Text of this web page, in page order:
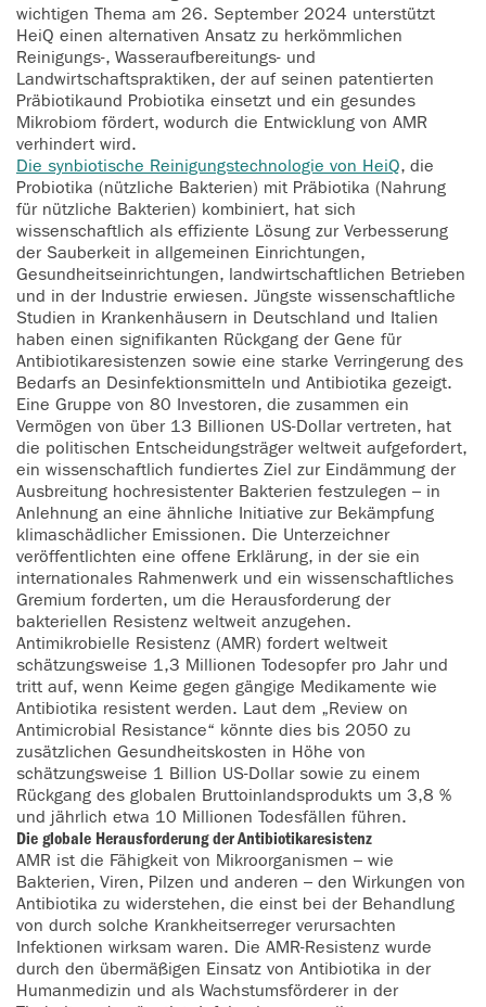
wichtigen Thema am 26. September 2024 unterstützt
HeiQ einen alternativen Ansatz zu herkömmlichen
Reinigungs-, Wasseraufbereitungs- und
Landwirtschaftspraktiken, der auf seinen patentierten
Präbiotikaund Probiotika einsetzt und ein gesundes
Mikrobiom fördert, wodurch die Entwicklung von AMR
verhindert wird.
Die synbiotische Reinigungstechnologie von HeiQ, die
Probiotika (nützliche Bakterien) mit Präbiotika (Nahrung
für nützliche Bakterien) kombiniert, hat sich
wissenschaftlich als effiziente Lösung zur Verbesserung
der Sauberkeit in allgemeinen Einrichtungen,
Gesundheitseinrichtungen, landwirtschaftlichen Betrieben
und in der Industrie erwiesen. Jüngste wissenschaftliche
Studien in Krankenhäusern in Deutschland und Italien
haben einen signifikanten Rückgang der Gene für
Antibiotikaresistenzen sowie eine starke Verringerung des
Bedarfs an Desinfektionsmitteln und Antibiotika gezeigt.
Eine Gruppe von 80 Investoren, die zusammen ein
Vermögen von über 13 Billionen US-Dollar vertreten, hat
die politischen Entscheidungsträger weltweit aufgefordert,
ein wissenschaftlich fundiertes Ziel zur Eindämmung der
Ausbreitung hochresistenter Bakterien festzulegen – in
Anlehnung an eine ähnliche Initiative zur Bekämpfung
klimaschädlicher Emissionen. Die Unterzeichner
veröffentlichten eine offene Erklärung, in der sie ein
internationales Rahmenwerk und ein wissenschaftliches
Gremium forderten, um die Herausforderung der
bakteriellen Resistenz weltweit anzugehen.
Antimikrobielle Resistenz (AMR) fordert weltweit
schätzungsweise 1,3 Millionen Todesopfer pro Jahr und
tritt auf, wenn Keime gegen gängige Medikamente wie
Antibiotika resistent werden. Laut dem „Review on
Antimicrobial Resistance“ könnte dies bis 2050 zu
zusätzlichen Gesundheitskosten in Höhe von
schätzungsweise 1 Billion US-Dollar sowie zu einem
Rückgang des globalen Bruttoinlandsprodukts um 3,8 %
und jährlich etwa 10 Millionen Todesfällen führen.
Die globale Herausforderung der Antibiotikaresistenz
AMR ist die Fähigkeit von Mikroorganismen – wie
Bakterien, Viren, Pilzen und anderen – den Wirkungen von
Antibiotika zu widerstehen, die einst bei der Behandlung
von durch solche Krankheitserreger verursachten
Infektionen wirksam waren. Die AMR-Resistenz wurde
durch den übermäßigen Einsatz von Antibiotika in der
Humanmedizin und als Wachstumsförderer in der